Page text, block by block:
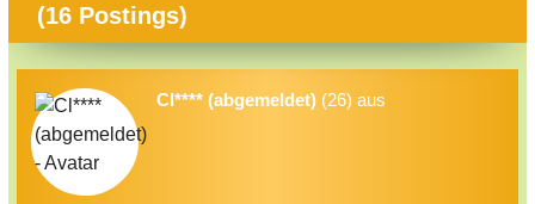
(16 Postings)
Cl**** (abgemeldet) (26) aus